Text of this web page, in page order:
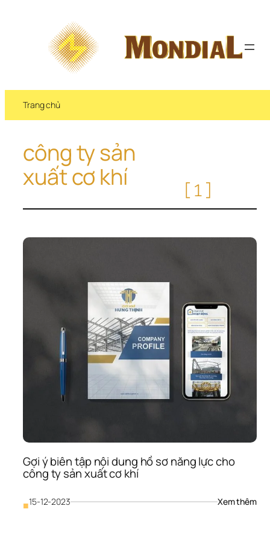
Trang chủ
công ty sản
xuất cơ khí
[1]
Gợi ý biên tập nội dung hồ sơ năng lực cho
công ty sản xuất cơ khí
■15-12-2023 Xem thêm: